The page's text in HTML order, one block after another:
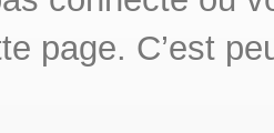
page. C’est